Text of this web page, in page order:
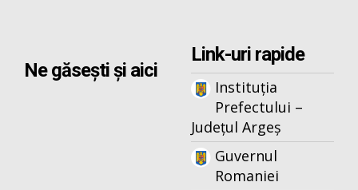
Ne găsești și aici
Link-uri rapide
Instituția
Prefectului –
Județul Argeș
Guvernul
Romaniei